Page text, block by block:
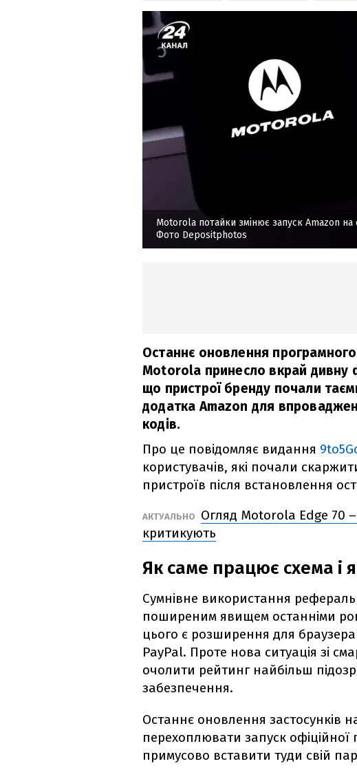
Motorola потайки змінює запуск Amazon на
Фото Depositphotos
Останнє оновлення
Motorola принесло вкрай дивну
що пристрої бренду почали
додатка Amazon для
кодів.
Про це повідомляє видання
користувачів, які почали
пристроїв після встановлення
АКТУАЛЬНО
Огляд Motorola Edge 70
критикують
Як саме працює схема і
Сумнівне використання
поширеним явищем останніми
цього є розширення для
PayPal. Проте нова ситуація зі
очолити рейтинг найбільш
забезпечення.
Останнє оновлення застосунків
перехоплювати запуск
примусово вставити туди свій